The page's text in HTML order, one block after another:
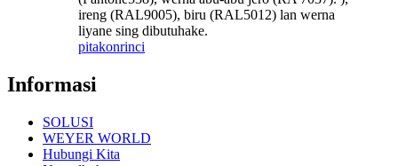
ireng (RAL9005), biru (RAL5012) lan werna
liyane sing dibutuhake.
pitakonrinci
Informasi
SOLUSI
WEYER WORLD
Hubungi Kita